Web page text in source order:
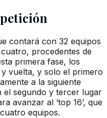
contará con 32 equipos
procedentes de
primera fase, los
vuelta, y solo el primero
a la siguiente
el segundo y tercer lugar
avanzar al ‘top 16’, que
equipos.